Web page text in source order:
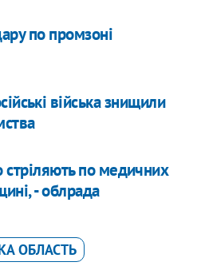
по промзоні
війська знищили
стріляють по медичних
- облрада
ОБЛАСТЬ